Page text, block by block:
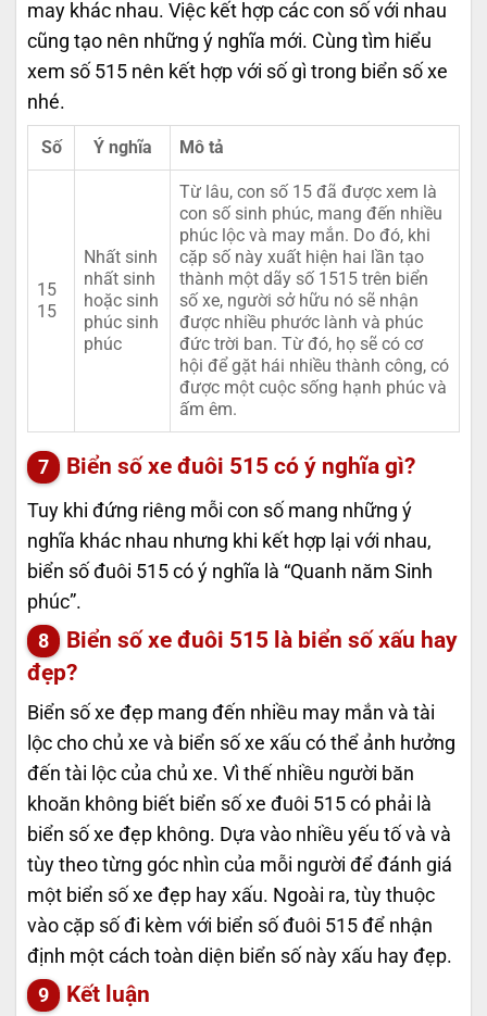
may khác nhau. Việc kết hợp các con số với nhau
cũng tạo nên những ý nghĩa mới. Cùng tìm hiểu
xem số 515 nên kết hợp với số gì trong biển số xe
nhé.
Số Ý nghĩa Mô tả
15
15
Nhất sinh
nhất sinh
hoặc sinh
phúc sinh
phúc
Từ lâu, con số 15 đã được xem là
con số sinh phúc, mang đến nhiều
phúc lộc và may mắn. Do đó, khi
cặp số này xuất hiện hai lần tạo
thành một dãy số 1515 trên biển
số xe, người sở hữu nó sẽ nhận
được nhiều phước lành và phúc
đức trời ban. Từ đó, họ sẽ có cơ
hội để gặt hái nhiều thành công, có
được một cuộc sống hạnh phúc và
ấm êm.
Biển số xe đuôi 515 có ý nghĩa gì?
Tuy khi đứng riêng mỗi con số mang những ý
nghĩa khác nhau nhưng khi kết hợp lại với nhau,
biển số đuôi 515 có ý nghĩa là “Quanh năm Sinh
phúc”.
Biển số xe đuôi 515 là biển số xấu hay
đẹp?
Biển số xe đẹp mang đến nhiều may mắn và tài
lộc cho chủ xe và biển số xe xấu có thể ảnh hưởng
đến tài lộc của chủ xe. Vì thế nhiều người băn
khoăn không biết biển số xe đuôi 515 có phải là
biển số xe đẹp không. Dựa vào nhiều yếu tố và và
tùy theo từng góc nhìn của mỗi người để đánh giá
một biển số xe đẹp hay xấu. Ngoài ra, tùy thuộc
vào cặp số đi kèm với biển số đuôi 515 để nhận
định một cách toàn diện biển số này xấu hay đẹp.
Kết luận